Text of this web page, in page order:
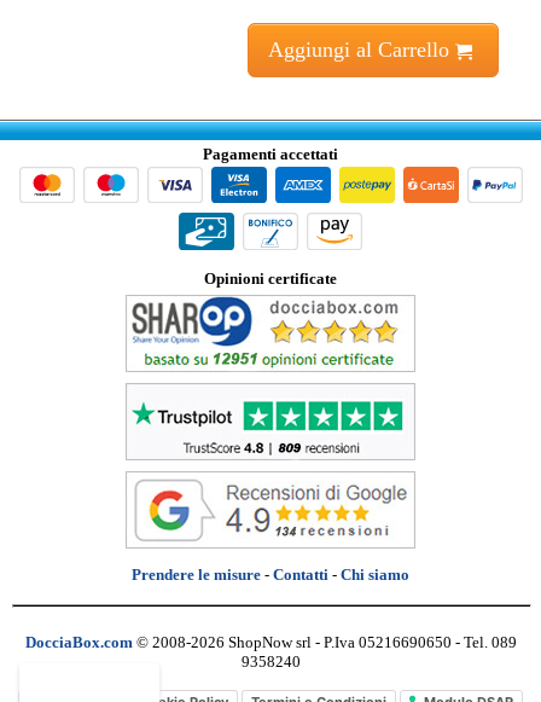
Aggiungi al Carrello
Pagamenti accettati
Opinioni certificate
Prendere le misure - Contatti - Chi siamo
DocciaBox.com © 2008-2026 ShopNow srl - P.Iva 05216690650 - Tel. 089
9358240